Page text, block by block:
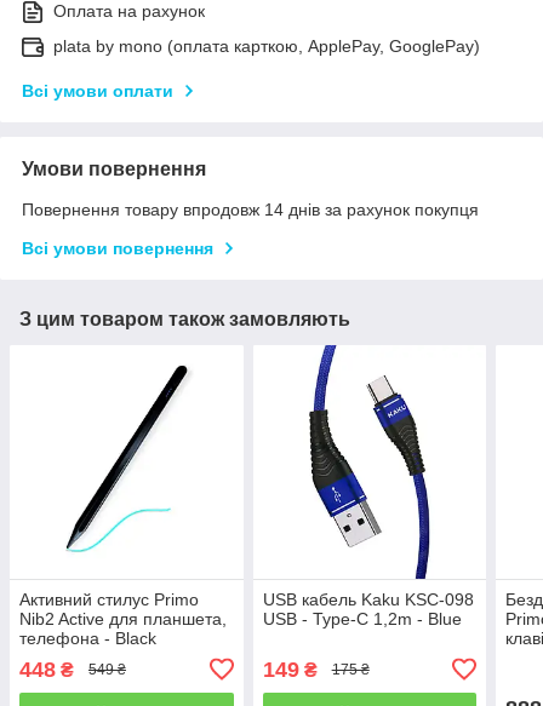
Оплата на рахунок
plata by mono (оплата карткою, ApplePay, GooglePay)
Всі умови оплати
Умови повернення
Повернення товару впродовж 14 днів за рахунок покупця
Всі умови повернення
З цим товаром також замовляють
Активний стилус Primo
Nib2 Active для планшета,
телефона - Black
448 ₴ 549 ₴
USB кабель Kaku KSC-098
USB - Type-C 1,2m - Blue
149₴ 175 ₴